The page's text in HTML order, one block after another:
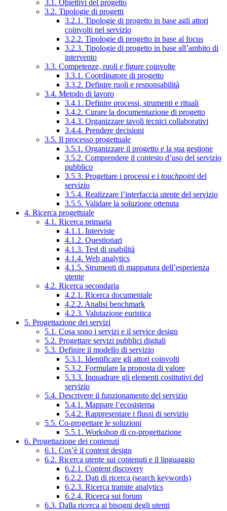
3.1. Obiettivi del progetto
3.2. Tipologie di progetti
3.2.1. Tipologie di progetto in base agli attori
coinvolti nel servizio
3.2.2. Tipologie di progetto in base al focus
3.2.3. Tipologie di progetto in base all’ambito di
intervento
3.3. Competenze, ruoli e figure coinvolte
3.3.1. Coordinatore di progetto
3.3.2. Definire ruoli e responsabilità
3.4. Metodo di lavoro
3.4.1. Definire processi, strumenti e rituali
3.4.2. Curare la documentazione di progetto
3.4.3. Organizzare tavoli tecnici collaborativi
3.4.4. Prendere decisioni
3.5. Il processo progettuale
3.5.1. Organizzare il progetto e la sua gestione
3.5.2. Comprendere il contesto d’uso del servizio
pubblico
3.5.3. Progettare i processi e i touchpointdel
servizio
3.5.4. Realizzare l’interfaccia utente del servizio
3.5.5. Validare la soluzione ottenuta
4. Ricerca progettuale
4.1. Ricerca primaria
4.1.1. Interviste
4.1.2. Questionari
4.1.3. Test di usabilità
4.1.4. Web analytics
4.1.5. Strumenti di mappatura dell’esperienza
utente
4.2. Ricerca secondaria
4.2.1. Ricerca documentale
4.2.2. Analisi benchmark
4.2.3. Valutazione euristica
5. Progettazione dei servizi
5.1. Cosa sono i servizi e il service design
5.2. Progettare servizi pubblici digitali
5.3. Definire il modello di servizio
5.3.1. Identificare gli attori coinvolti
5.3.2. Formulare la proposta di valore
5.3.3. Inquadrare gli elementi costitutivi del
servizio
5.4. Descrivere il funzionamento del servizio
5.4.1. Mappare l’ecosistema
5.4.2. Rappresentare i flussi di servizio
5.5. Co-progettare le soluzioni
5.5.1. Workshop di co-progettazione
6. Progettazione dei contenuti
6.1. Cos’è il content design
6.2. Ricerca utente sui contenuti e il linguaggio
6.2.1. Content discovery
6.2.2. Dati di ricerca (search keywords)
6.2.3. Ricerca tramite analytics
6.2.4. Ricerca sui forum
6.3. Dalla ricerca ai bisogni degli utenti